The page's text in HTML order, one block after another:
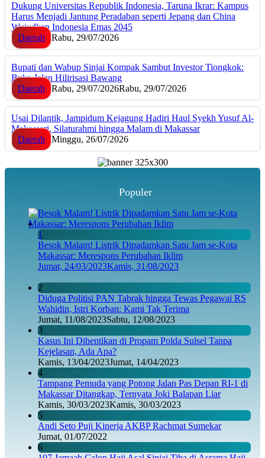
Dukung Universitas Republik Indonesia, Taruna Ikrar: Kampus
Harus Menjadi Jantung Peradaban seperti Jepang dan China
Wujudkan Indonesia Emas 2045
Daerah
Rabu, 29/07/2026
Bupati dan Wabup Sinjai Kompak Sambut Investor Tiongkok:
Buka Jalan Hilirisasi Bawang
Daerah
Rabu, 29/07/2026Rabu, 29/07/2026
Usai Dilantik, Jampidum Kejagung Hadiri Haul Syekh Yusuf Al-
Makassari, Silaturahmi hingga Malam di Makassar
Daerah
Minggu, 26/07/2026
Populer
1
Besok Malam! Listrik Dipadamkan Satu Jam se-Kota
Makassar: Merespons Perubahan Iklim
Jumat, 24/03/2023Kamis, 31/08/2023
2
Diduga Politisi PAN Tabrak hingga Tewas Pegawai RS
Wahidin, Istri Korban: Kami Tak Terima
Jumat, 11/08/2023Sabtu, 12/08/2023
3
Kasus Ini Dihentikan di Propam Polda Sulsel Tanpa
Kejelasan, Ada Apa?
Kamis, 13/04/2023Jumat, 14/04/2023
4
Tampang Pemuda yang Potong Jalan Pas Depan RI-1 di
Makassar Ditangkap, Ternyata Joki Balapan Liar
Kamis, 30/03/2023Kamis, 30/03/2023
5
Andi Seto Puji Kinerja AKBP Rachmat Sumekar
Jumat, 01/07/2022
6